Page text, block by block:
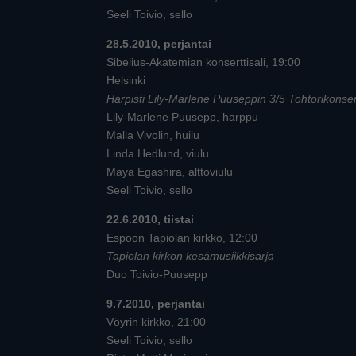
Seeli Toivio, sello
28.5.2010, perjantai
Sibelius-Akatemian konserttisali, 19:00
Helsinki
Harpisti Lily-Marlene Puuseppin 3/5
Lily-Marlene Puusepp, harppu
Malla Vivolin, huilu
Linda Hedlund, viulu
Maya Egashira, alttoviulu
Seeli Toivio, sello
22.6.2010, tiistai
Espoon Tapiolan kirkko, 12:00
Tapiolan kirkon kesämusiikkisarja
Duo Toivio-Puusepp
9.7.2010, perjantai
Vöyrin kirkko, 21:00
Seeli Toivio, sello